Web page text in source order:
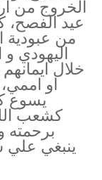
الخروج من
عيد الفصح،
من عبودية
اليهودي و
خلال
او
كشعب
برحمته
ينبغي علي